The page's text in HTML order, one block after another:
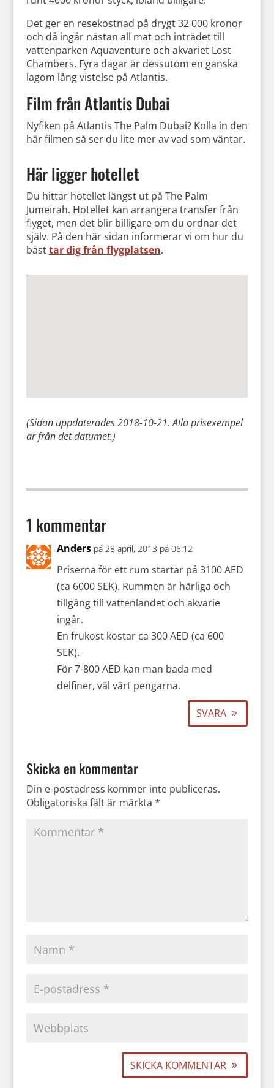
Det ger en resekostnad på drygt 32 000 kronor
och då ingår nästan all mat och inträdet till
vattenparken Aquaventure och akvariet Lost
Chambers. Fyra dagar är dessutom en ganska
lagom lång vistelse på Atlantis.
Film från Atlantis Dubai
Nyfiken på Atlantis The Palm Dubai? Kolla in den
här filmen så ser du lite mer av vad som väntar.
Här ligger hotellet
Du hittar hotellet längst ut på The Palm
Jumeirah. Hotellet kan arrangera transfer från
flyget, men det blir billigare om du ordnar det
själv. På den här sidan informerar vi om hur du
bästtar dig från flygplatsen.
(Sidan uppdaterades 2018-10-21. Alla prisexempel
är från det datumet.)
1 kommentar
Anders på 28 april, 2013 på 06:12
Priserna för ett rum startar på 3100 AED
(ca 6000 SEK). Rummen är härliga och
tillgång till vattenlandet och akvarie
ingår.
En frukost kostar ca 300 AED (ca 600
SEK).
För 7-800 AED kan man bada med
delfiner, väl värt pengarna.
SVARA
Skicka en kommentar
Din e-postadress kommer inte publiceras.
Obligatoriska fält är märkta *
SKICKA KOMMENTAR